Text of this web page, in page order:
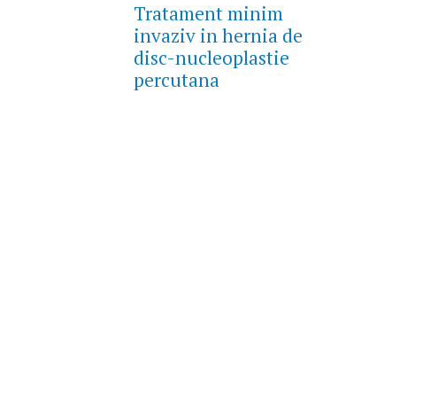
Tratament minim
invaziv in hernia de
disc-nucleoplastie
percutana